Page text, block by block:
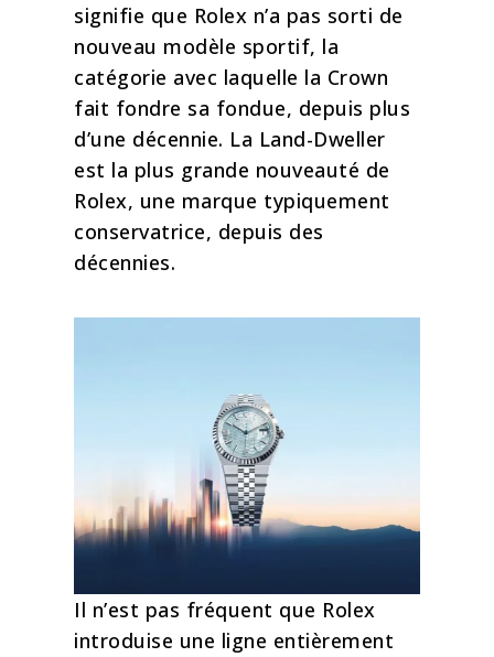
signifie que Rolex n’a pas sorti de
nouveau modèle sportif, la
catégorie avec laquelle la Crown
fait fondre sa fondue, depuis plus
d’une décennie. La Land-Dweller
est la plus grande nouveauté de
Rolex, une marque typiquement
conservatrice, depuis des
décennies.
Il n’est pas fréquent que Rolex
introduise une ligne entièrement